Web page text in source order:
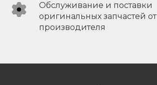
Обслуживание и поставки
оригинальных запчастей от
производителя